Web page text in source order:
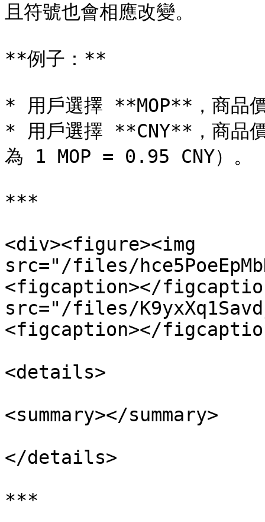
且符號也會相應改變。
**例子：**
* 用戶選擇 **MOP**，商品
* 用戶選擇 **CNY**，商品
為 1 MOP = 0.95 CNY）。
***
<div><figure><img
src="/files/
<figcaption></
src="/files/
<figcaption></
<details>
<summary></summary>
</details>
***